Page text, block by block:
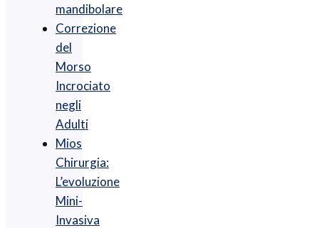
mandibolare
Correzione
del
Morso
Incrociato
negli
Adulti
Mios
Chirurgia :
L’evoluzione
Mini-
Invasiva